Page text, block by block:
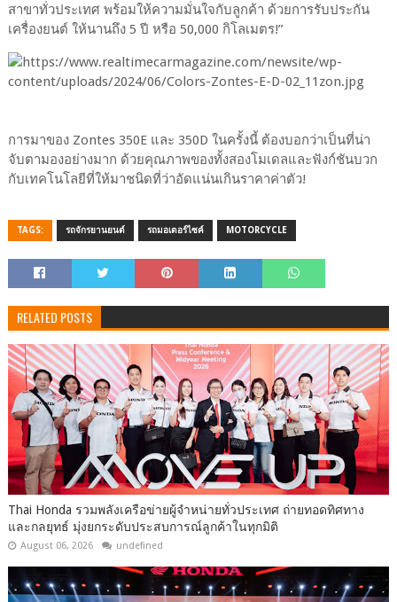
สาขาทั่วประเทศ พร้อมให้ความมั่นใจกับลูกค้า ด้วยการรับประกัน
เครื่องยนต์ ให้นานถึง 5 ปี หรือ 50,000 กิโลเมตร!”
การมาของ Zontes 350E และ 350D ในครั้งนี้ ต้องบอกว่าเป็นที่น่า
จับตามองอย่างมาก ด้วยคุณภาพของทั้งสองโมเดลและฟังก์ชันบวก
กับเทคโนโลยีที่ให้มาชนิดที่ว่าอัดแน่นเกินราคาค่าตัว!
TAGS: รถจักรยานยนต์ รถมอเตอร์ไซค์ MOTORCYCLE
RELATED POSTS
Thai Honda รวมพลังเครือข่ายผู้จำหน่ายทั่วประเทศ ถ่ายทอดทิศทาง
และกลยุทธ์ มุ่งยกระดับประสบการณ์ลูกค้าในทุกมิติ
August 06, 2026 undefined